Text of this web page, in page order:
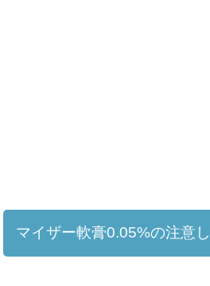
マイザー軟膏0.05%の注意